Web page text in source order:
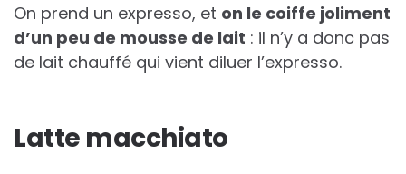
On prend un expresso, et on le coiffe joliment
d’un peu de mousse de lait : il n’y a donc pas
de lait chauffé qui vient diluer l’expresso.
Latte macchiato